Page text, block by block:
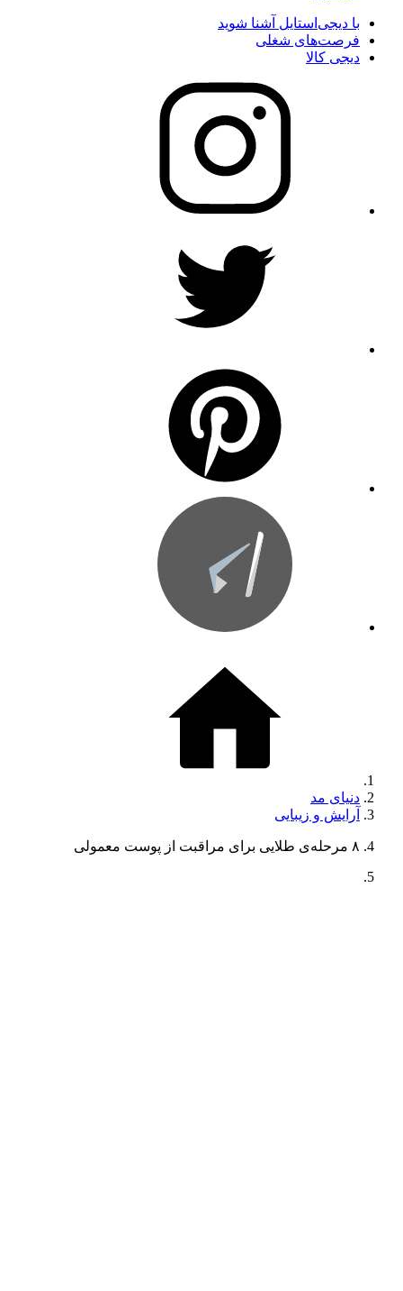
با دیجی‌استایل آشنا شوید
فرصت‌های شغلی
دیجی کالا
دنیای مد
آرایش و زیبایی
۸ مرحله‌ی طلایی برای مراقبت از پوست معمولی